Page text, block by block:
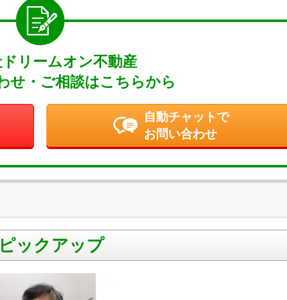
リームオン不動産
せ・ご相談はこちらから
自動チャットで
お問い合わせ
ックアップ